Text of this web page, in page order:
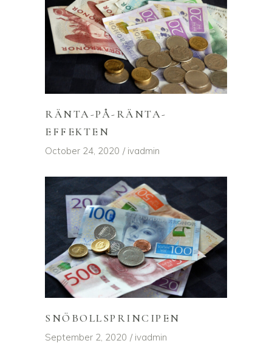
RÄNTA-PÅ-RÄNTA-
EFFEKTEN
October 24, 2020 ivadmin
SNÖBOLLSPRINCIPEN
September 2, 2020 ivadmin